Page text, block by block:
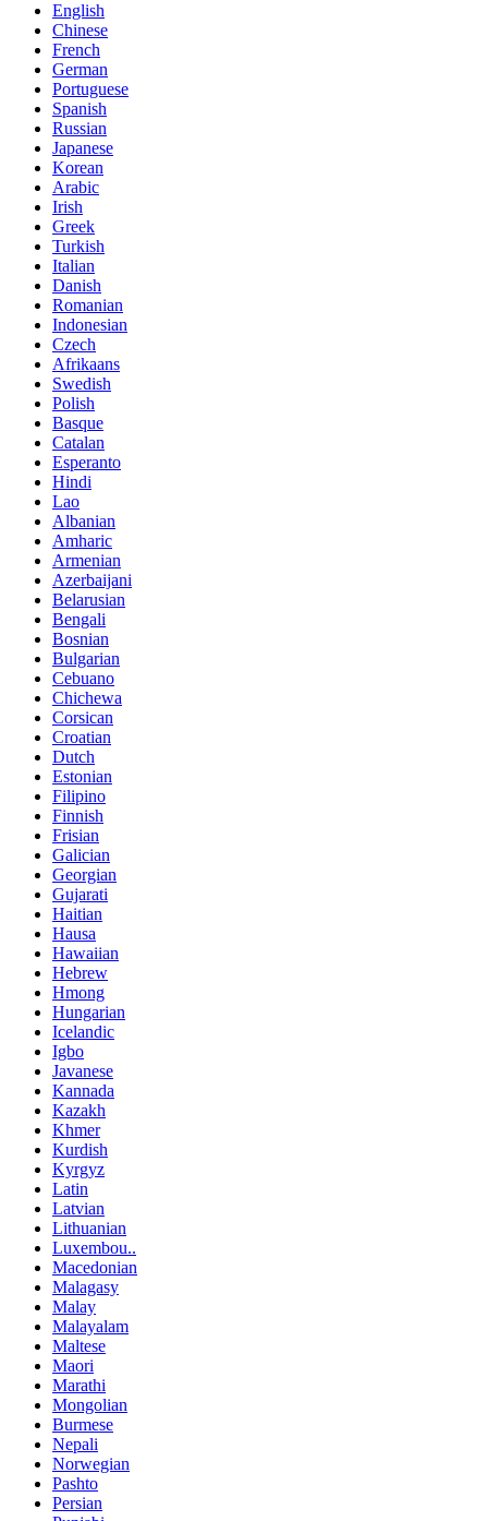
English
Chinese
French
German
Portuguese
Spanish
Russian
Japanese
Korean
Arabic
Irish
Greek
Turkish
Italian
Danish
Romanian
Indonesian
Czech
Afrikaans
Swedish
Polish
Basque
Catalan
Esperanto
Hindi
Lao
Albanian
Amharic
Armenian
Azerbaijani
Belarusian
Bengali
Bosnian
Bulgarian
Cebuano
Chichewa
Corsican
Croatian
Dutch
Estonian
Filipino
Finnish
Frisian
Galician
Georgian
Gujarati
Haitian
Hausa
Hawaiian
Hebrew
Hmong
Hungarian
Icelandic
Igbo
Javanese
Kannada
Kazakh
Khmer
Kurdish
Kyrgyz
Latin
Latvian
Lithuanian
Luxembou..
Macedonian
Malagasy
Malay
Malayalam
Maltese
Maori
Marathi
Mongolian
Burmese
Nepali
Norwegian
Pashto
Persian